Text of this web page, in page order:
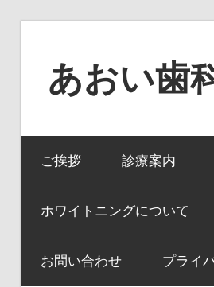
あおい歯
か
ら
身
全
ご挨拶 診療案内
ホワイトニングについて
お問い合わせ プライ